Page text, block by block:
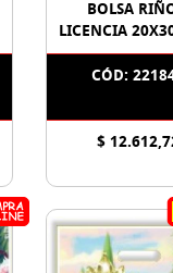
BOLSA
LICENCIA
CÓD:
$